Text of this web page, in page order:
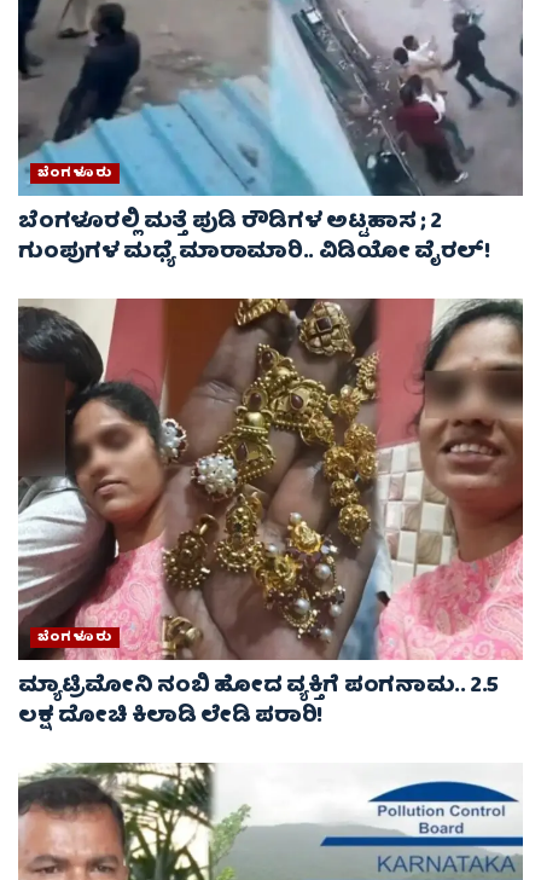
ಬೆಂಗಳೂರು
ಬೆಂಗಳೂರಲ್ಲಿ ಮತ್ತೆ ಪುಡಿ ರೌಡಿಗಳ ಅಟ್ಟಹಾಸ ; 2
ಗುಂಪುಗಳ ಮಧ್ಯೆ ಮಾರಾಮಾರಿ.. ವಿಡಿಯೋ ವೈರಲ್‌!
ಬೆಂಗಳೂರು
ಮ್ಯಾಟ್ರಿಮೋನಿ ನಂಬಿ ಹೋದ ವ್ಯಕ್ತಿಗೆ ಪಂಗನಾಮ.. 2.5
ಲಕ್ಷ ದೋಚಿ ಕಿಲಾಡಿ ಲೇಡಿ ಪರಾರಿ!